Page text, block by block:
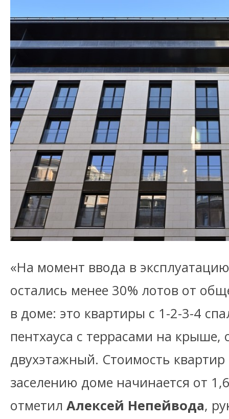
«На момент ввода в
остались менее 30% лотов от
в доме: это квартиры с 1-2-3-4
пентхауса с террасами на крыше,
двухэтажный. Стоимость квартир
заселению доме начинается от
отметил Алексей Непейвода,